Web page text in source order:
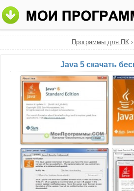
Программы для ПК›
Java 5 скачать